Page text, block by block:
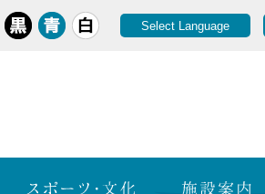
Select Language